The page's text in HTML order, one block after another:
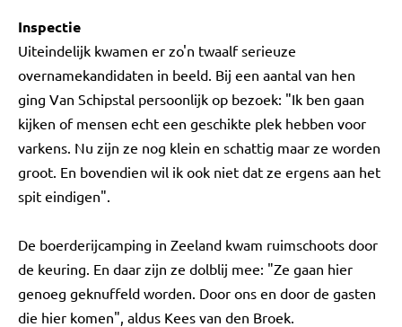
Inspectie
Uiteindelijk kwamen er zo'n twaalf serieuze
overnamekandidaten in beeld. Bij een aantal van hen
ging Van Schipstal persoonlijk op bezoek: "Ik ben gaan
kijken of mensen echt een geschikte plek hebben voor
varkens. Nu zijn ze nog klein en schattig maar ze worden
groot. En bovendien wil ik ook niet dat ze ergens aan het
spit eindigen".
De boerderijcamping in Zeeland kwam ruimschoots door
de keuring. En daar zijn ze dolblij mee: "Ze gaan hier
genoeg geknuffeld worden. Door ons en door de gasten
die hier komen", aldus Kees van den Broek.